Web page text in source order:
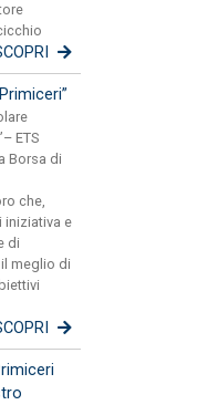
ETS
Borsa di
che,
iniziativa e
di
meglio di